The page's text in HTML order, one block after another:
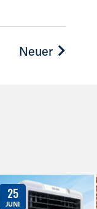
Neuer
25
JUNI